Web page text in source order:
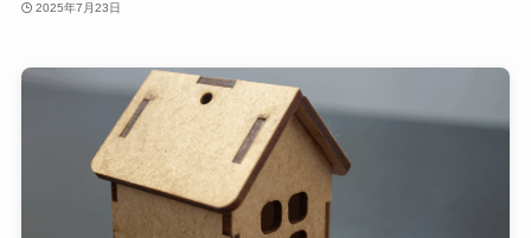
2025年7月23日